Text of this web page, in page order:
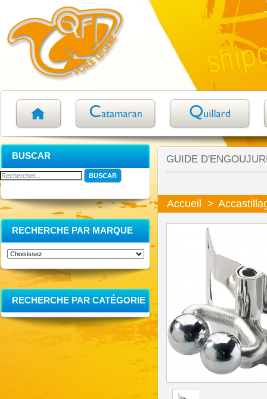
BUSCAR
RECHERCHE PAR MARQUE
RECHERCHE PAR CATÉGORIE
GUIDE
Accueil >